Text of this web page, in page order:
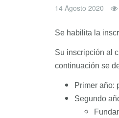
14 Agosto 2020
Se habilita la
Su inscripción al
continuación se
Primer año:
Segundo